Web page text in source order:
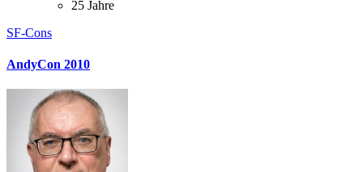
25 Jahre
SF-Cons
AndyCon 2010